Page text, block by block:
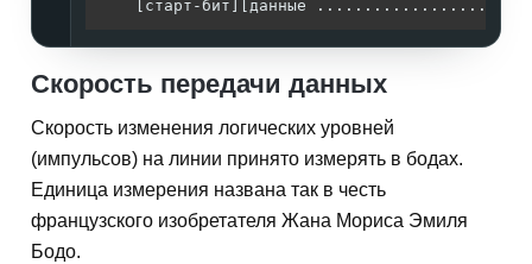
Скорость передачи данных
Скорость изменения логических уровней
(импульсов) на линии принято измерять в бодах.
Единица измерения названа так в честь
французского изобретателя Жана Мориса Эмиля
Бодо.